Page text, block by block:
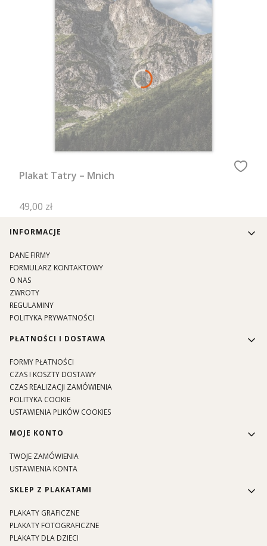
Plakat Tatry – Mnich
Cena
49,00 zł
Linki w stopce
INFORMACJE
DANE FIRMY
FORMULARZ KONTAKTOWY
O NAS
ZWROTY
REGULAMINY
POLITYKA PRYWATNOŚCI
PŁATNOŚCI I DOSTAWA
FORMY PŁATNOŚCI
CZAS I KOSZTY DOSTAWY
CZAS REALIZACJI ZAMÓWIENIA
POLITYKA COOKIE
USTAWIENIA PLIKÓW COOKIES
MOJE KONTO
TWOJE ZAMÓWIENIA
USTAWIENIA KONTA
SKLEP Z PLAKATAMI
PLAKATY GRAFICZNE
PLAKATY FOTOGRAFICZNE
PLAKATY DLA DZIECI